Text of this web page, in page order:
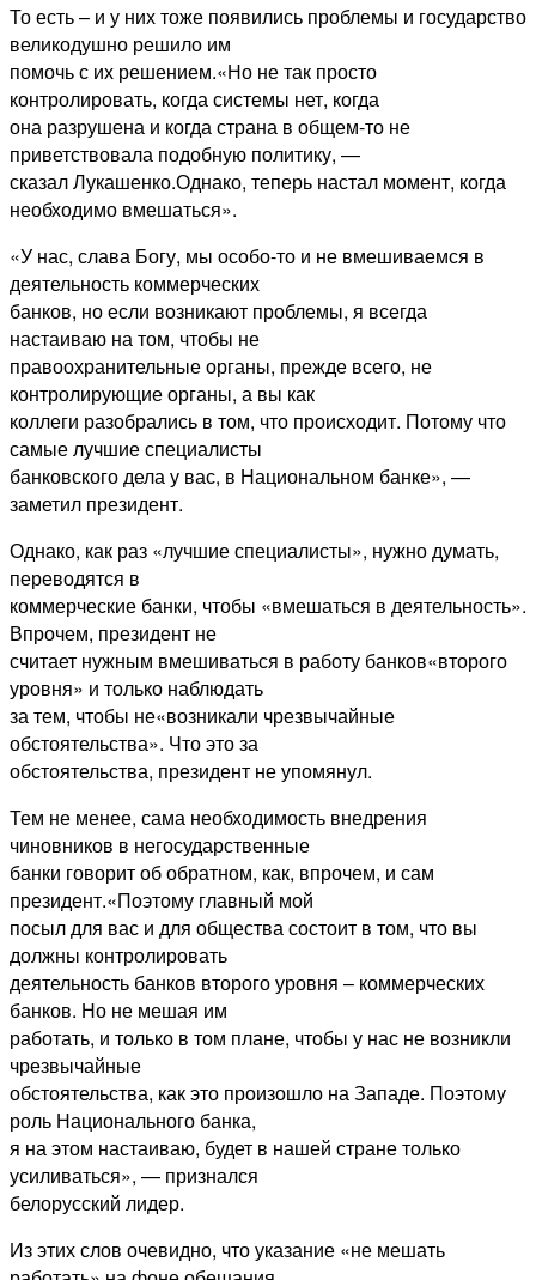
То есть – и у них тоже появились проблемы и государство
великодушно решило им
помочь с их решением.«Но не так просто
контролировать, когда системы нет, когда
она разрушена и когда страна в общем-то не
приветствовала подобную политику, —
сказал Лукашенко.Однако, теперь настал момент, когда
необходимо вмешаться».
«У нас, слава Богу, мы особо-то и не вмешиваемся в
деятельность коммерческих
банков, но если возникают проблемы, я всегда
настаиваю на том, чтобы не
правоохранительные органы, прежде всего, не
контролирующие органы, а вы как
коллеги разобрались в том, что происходит. Потому что
самые лучшие специалисты
банковского дела у вас, в Национальном банке», —
заметил президент.
Однако, как раз «лучшие специалисты», нужно думать,
переводятся в
коммерческие банки, чтобы «вмешаться в деятельность».
Впрочем, президент не
считает нужным вмешиваться в работу банков«второго
уровня» и только наблюдать
за тем, чтобы не«возникали чрезвычайные
обстоятельства». Что это за
обстоятельства, президент не упомянул.
Тем не менее, сама необходимость внедрения
чиновников в негосударственные
банки говорит об обратном, как, впрочем, и сам
президент.«Поэтому главный мой
посыл для вас и для общества состоит в том, что вы
должны контролировать
деятельность банков второго уровня – коммерческих
банков. Но не мешая им
работать, и только в том плане, чтобы у нас не возникли
чрезвычайные
обстоятельства, как это произошло на Западе. Поэтому
роль Национального банка,
я на этом настаиваю, будет в нашей стране только
усиливаться», — признался
белорусский лидер.
Из этих слов очевидно, что указание «не мешать